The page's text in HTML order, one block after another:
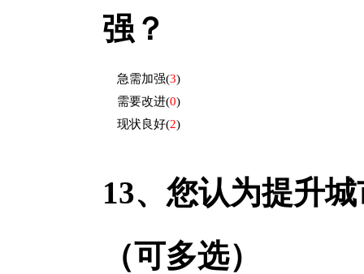
强？
急需加强(3)
需要改进(0)
现状良好(2)
13、 您认为提升
（可多选）